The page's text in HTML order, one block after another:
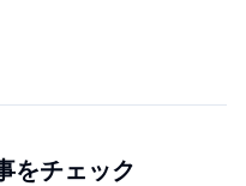
をチェック